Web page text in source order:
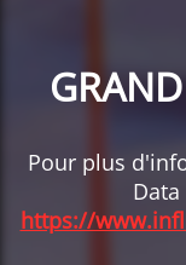
Pour plus
https://